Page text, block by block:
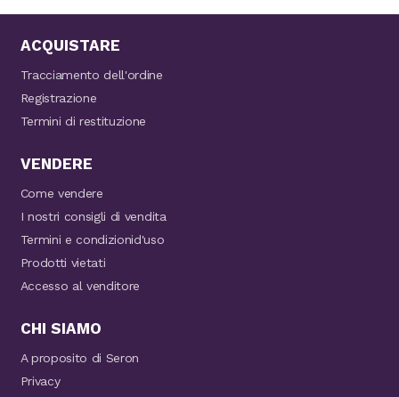
ACQUISTARE
Tracciamento dell'ordine
Registrazione
Termini di restituzione
VENDERE
Come vendere
I nostri consigli di vendita
Termini e condizionid'uso
Prodotti vietati
Accesso al venditore
CHI SIAMO
A proposito di Seron
Privacy